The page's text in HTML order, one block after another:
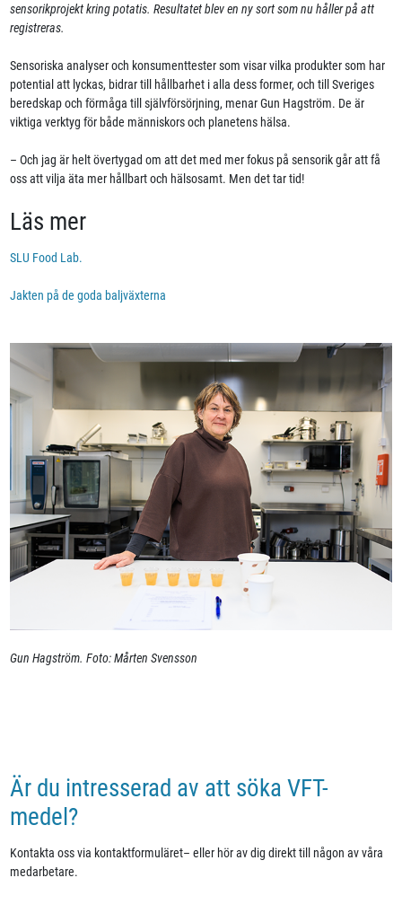
sensorikprojekt kring potatis. Resultatet blev en ny sort som nu håller på att
registreras.
Sensoriska analyser och konsumenttester som visar vilka produkter som har
potential att lyckas, bidrar till hållbarhet i alla dess former, och till Sveriges
beredskap och förmåga till självförsörjning, menar Gun Hagström. De är
viktiga verktyg för både människors och planetens hälsa.
– Och jag är helt övertygad om att det med mer fokus på sensorik går att få
oss att vilja äta mer hållbart och hälsosamt. Men det tar tid!
Läs mer
SLU Food Lab.
Jakten på de goda baljväxterna
Gun Hagström. Foto: Mårten Svensson
Är du intresserad av att söka VFT-
medel?
Kontakta oss via kontaktformuläret– eller hör av dig direkt till någon av våra
medarbetare.